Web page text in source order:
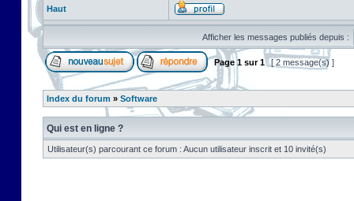
Haut
Afficher les messages publiés depuis :
Page1 sur1 [ 2 message(s) ]
Index du forum » Software
Qui est en ligne ?
Utilisateur(s) parcourant ce forum : Aucun utilisateur inscrit et 10 invité(s)